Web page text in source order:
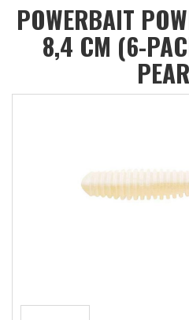
POWERBAIT
8,4 CM (6-